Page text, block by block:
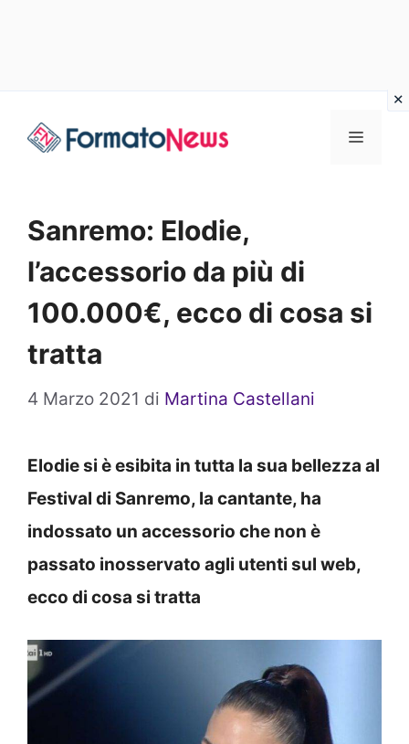
Menu
Sanremo: Elodie,
l’accessorio da più di
100.000€, ecco di cosa si
tratta
4 Marzo 2021 di Martina Castellani
Elodie si è esibita in tutta la sua bellezza al
Festival di Sanremo, la cantante, ha
indossato un accessorio che non è
passato inosservato agli utenti sul web,
ecco di cosa si tratta